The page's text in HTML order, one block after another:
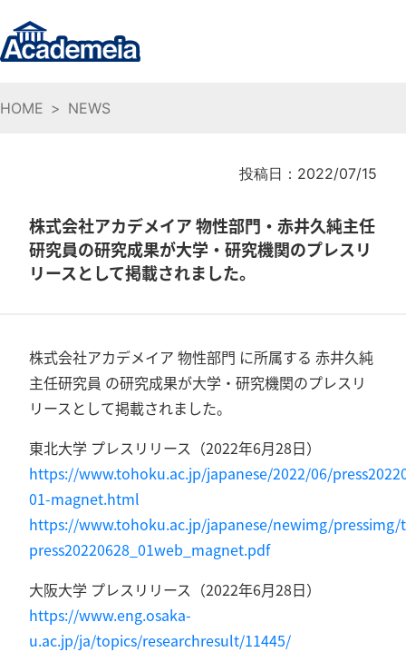
HOME NEWS
投稿日：2022/07/15
株式会社アカデメイア 物性部門・赤井久純主任
研究員の研究成果が大学・研究機関のプレスリ
リースとして掲載されました。
株式会社アカデメイア 物性部門 に所属する 赤井久純
主任研究員 の研究成果が大学・研究機関のプレスリ
リースとして掲載されました。
東北大学 プレスリリース（2022年6月28日）
https://www.tohoku.ac.jp/japanese/2022/06/
01-magnet.html
https://www.tohoku.ac.jp/japanese/newimg/
press20220628_01web_magnet.pdf
大阪大学 プレスリリース（2022年6月28日）
https://www.eng.osaka-
u.ac.jp/ja/topics/researchresult/11445/